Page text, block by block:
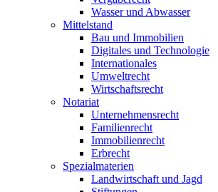
Wasser und Abwasser
Mittelstand
Bau und Immobilien
Digitales und Technologie
Internationales
Umweltrecht
Wirtschaftsrecht
Notariat
Unternehmensrecht
Familienrecht
Immobilienrecht
Erbrecht
Spezialmaterien
Landwirtschaft und Jagd